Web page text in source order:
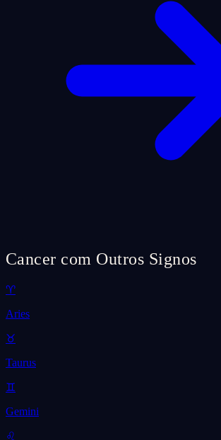
Cancer com Outros Signos
♈
Aries
♉
Taurus
♊
Gemini
♌